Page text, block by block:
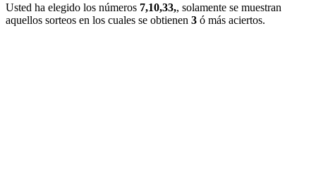
Usted ha elegido los números 7,10,33,, solamente se muestran
aquellos sorteos en los cuales se obtienen 3 ó más aciertos.